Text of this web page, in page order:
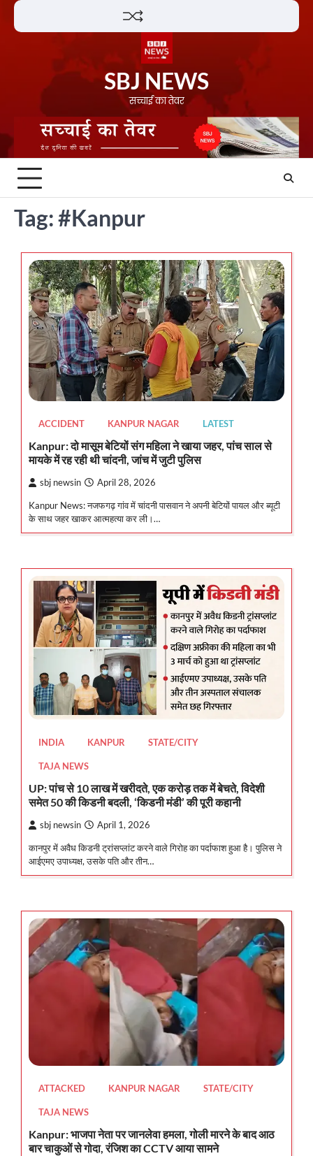
Skip
SBJ NEWS
सच्चाई का तेवर
Tag:#Kanpur
ACCIDENT KANPUR NAGAR LATEST
Kanpur: दो मासूम बेटियों संग महिला ने खाया जहर, पांच साल से
मायके में रह रही थी चांदनी, जांच में जुटी पुलिस
sbj newsin April 28, 2026
Kanpur News: नजफगढ़ गांव में चांदनी पासवान ने अपनी बेटियों पायल और ब्यूटी
के साथ जहर खाकर आत्महत्या कर ली।…
INDIA KANPUR STATE/CITY
TAJA NEWS
UP: पांच से 10 लाख में खरीदते, एक करोड़ तक में बेचते, विदेशी
समेत 50 की किडनी बदली, ‘किडनी मंडी’ की पूरी कहानी
sbj newsin April 1, 2026
कानपुर में अवैध किडनी ट्रांसप्लांट करने वाले गिरोह का पर्दाफाश हुआ है। पुलिस ने
आईएमए उपाध्यक्ष, उसके पति और तीन…
ATTACKED KANPUR NAGAR STATE/CITY
TAJA NEWS
Kanpur: भाजपा नेता पर जानलेवा हमला, गोली मारने के बाद आठ
बार चाकुओं से गोदा, रंजिश का CCTV आया सामने